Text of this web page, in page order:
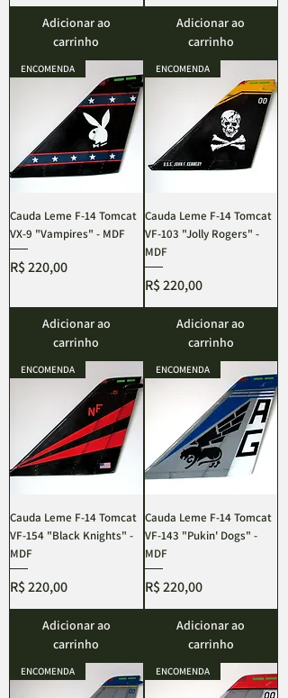
Adicionar ao
carrinho
Adicionar ao
carrinho
ENCOMENDA
Cauda Leme F-14 Tomcat
VX-9 "Vampires" - MDF
Preço
R$ 220,00
Adicionar ao
carrinho
ENCOMENDA
Cauda Leme F-14 Tomcat
VF-103 "Jolly Rogers" -
MDF
Preço
R$ 220,00
Adicionar ao
carrinho
ENCOMENDA
Cauda Leme F-14 Tomcat
VF-154 "Black Knights" -
MDF
Preço
R$ 220,00
Adicionar ao
carrinho
ENCOMENDA
Cauda Leme F-14 Tomcat
VF-143 "Pukin' Dogs" -
MDF
Preço
R$ 220,00
Adicionar ao
carrinho
ENCOMENDA ENCOMENDA